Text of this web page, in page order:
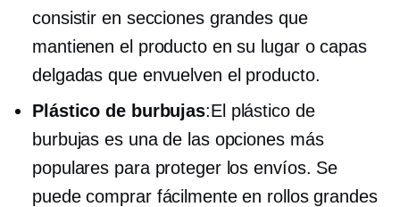
consistir en secciones grandes que
mantienen el producto en su lugar o capas
delgadas que envuelven el producto.
Plástico de burbujas:El plástico de
burbujas es una de las opciones más
populares para proteger los envíos. Se
puede comprar fácilmente en rollos grandes